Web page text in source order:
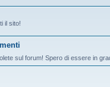
il sito!
sul forum! Spero di essere in